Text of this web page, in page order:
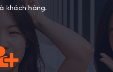
khách hàng.